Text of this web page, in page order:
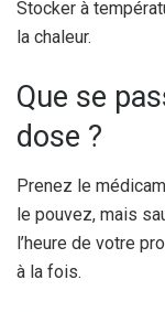
Stocker à
la chaleur.
Que se
dose ?
Prenez le
le pouvez, mais
l’heure de votre
à la fois.